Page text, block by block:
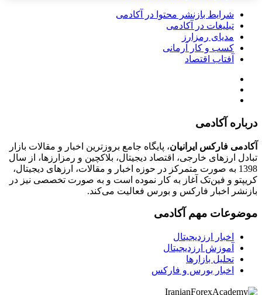
شرایط بازنشر محتوا در آکادمی
تبلیغات در آکادمی
مدیای رمزارز
کسب و کار آرمانی
آفتاب اقتصاد
درباره آکادمی
آکادمی فارکس ایرانیان، پایگاه جامع بروزترین اخبار و مقالات بازار
تبادل ارزهای خارجی، اقتصاد دیجیتال، بلاکچین و رمزارزها، از سال
1398 به صورت متمرکز در حوزه اخبار و مقالات، ارزهای‌ دیجیتال،
کریپتو و فین‌تک آغاز به کار نموده است و به صورت تخصصی نیز در
بازنشر اخبار فارکس و بورس فعالیت می‌کند.
موضوعات مهم آکادمی
اخبار ارزدیجیتال
آموزش ارزدیجیتال
تحلیل بازارها
اخبار بورس و فارکس